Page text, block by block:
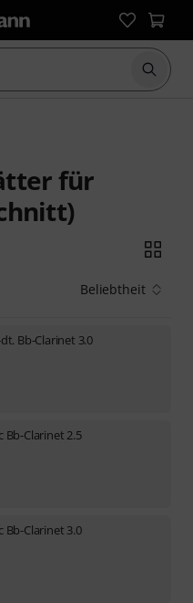
Suche
für
Beliebtheit
Bb-Clarinet 3.0
Bb-Clarinet 2.5
Bb-Clarinet 3.0